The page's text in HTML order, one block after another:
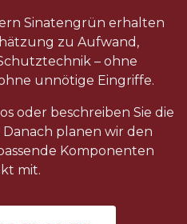
Sinatengrün erhalten
zu Aufwand,
– ohne
unnötige Eingriffe.
oder beschreiben Sie die
planen wir den
Komponenten
mit.